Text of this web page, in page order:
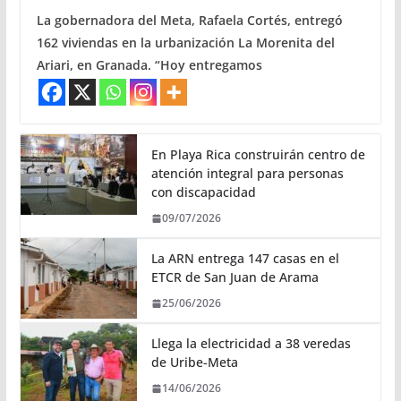
La gobernadora del Meta, Rafaela Cortés, entregó
162 viviendas en la urbanización La Morenita del
Ariari, en Granada. “Hoy entregamos
En Playa Rica construirán centro de
atención integral para personas
con discapacidad
09/07/2026
La ARN entrega 147 casas en el
ETCR de San Juan de Arama
25/06/2026
Llega la electricidad a 38 veredas
de Uribe-Meta
14/06/2026